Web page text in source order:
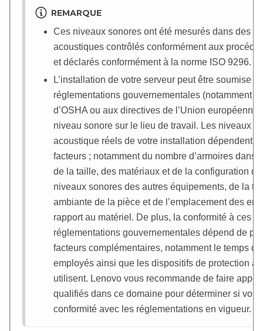
REMARQUE
Ces niveaux sonores ont été mesurés dans des
acoustiques contrôlés conformément aux
et déclarés conformément à la norme ISO 9296.
L’installation de votre serveur peut être soumise
réglementations gouvernementales (notamment à
d’OSHA ou aux directives de l’Union
niveau sonore sur le lieu de travail. Les niveaux
acoustique réels de votre installation dépendent
facteurs ; notamment du nombre d’armoires dans
de la taille, des matériaux et de la configuration
niveaux sonores des autres équipements, de la
ambiante de la pièce et de l’emplacement des
rapport au matériel. De plus, la conformité à ces
réglementations gouvernementales dépend de
facteurs complémentaires, notamment le temps
employés ainsi que les dispositifs de protection
utilisent. Lenovo vous recommande de faire appel
qualifiés dans ce domaine pour déterminer si
conformité avec les réglementations en vigueur.